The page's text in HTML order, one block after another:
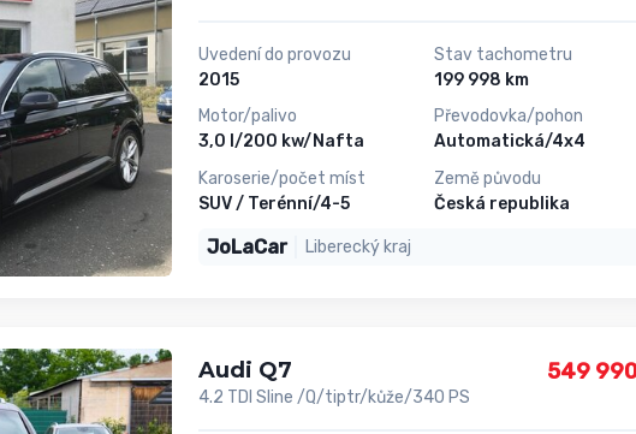
Uvedení do provozu
2015
Motor/palivo
3,0 l/200 kw/Nafta
Karoserie/počet míst
SUV / Terénní/4-5
Stav tachometru
199 998 km
Převodovka/pohon
Automatická/4x4
Země původu
Česká republika
JoLaCar Liberecký kraj
Audi Q7
4.2 TDI Sline /Q/tiptr/kůže/340 PS
549